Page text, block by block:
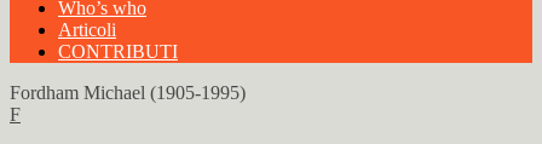
Who’s who
Articoli
CONTRIBUTI
Fordham Michael (1905-1995)
F